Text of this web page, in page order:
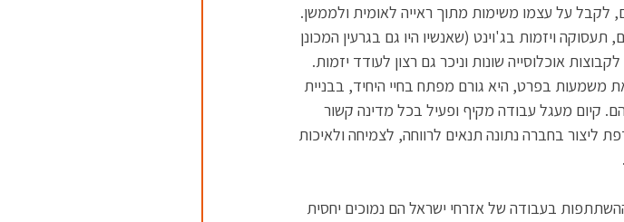
לקבל על עצמו משימות מתוך ראייה לאומית ולממשן.
ויזמות בג'וינט (שאנשיו היו גם בגרעין המכונן
אוכלוסייה שונות וניכר גם רצון לעודד יזמות.
משמעות בפרט, היא גורם מפתח בחיי היחיד, בבניית
קיום מעגל עבודה מקיף ופעיל בכל מדינה קשור
ליצור בחברה נתונה תנאים לרווחה, לצמיחה ולאיכות
בעבודה של אזרחי ישראל הם נמוכים יחסית